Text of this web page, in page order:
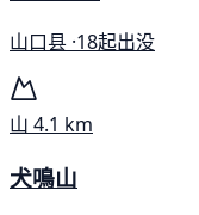
山口县 ·18起出没
山 4.1 km
犬鳴山